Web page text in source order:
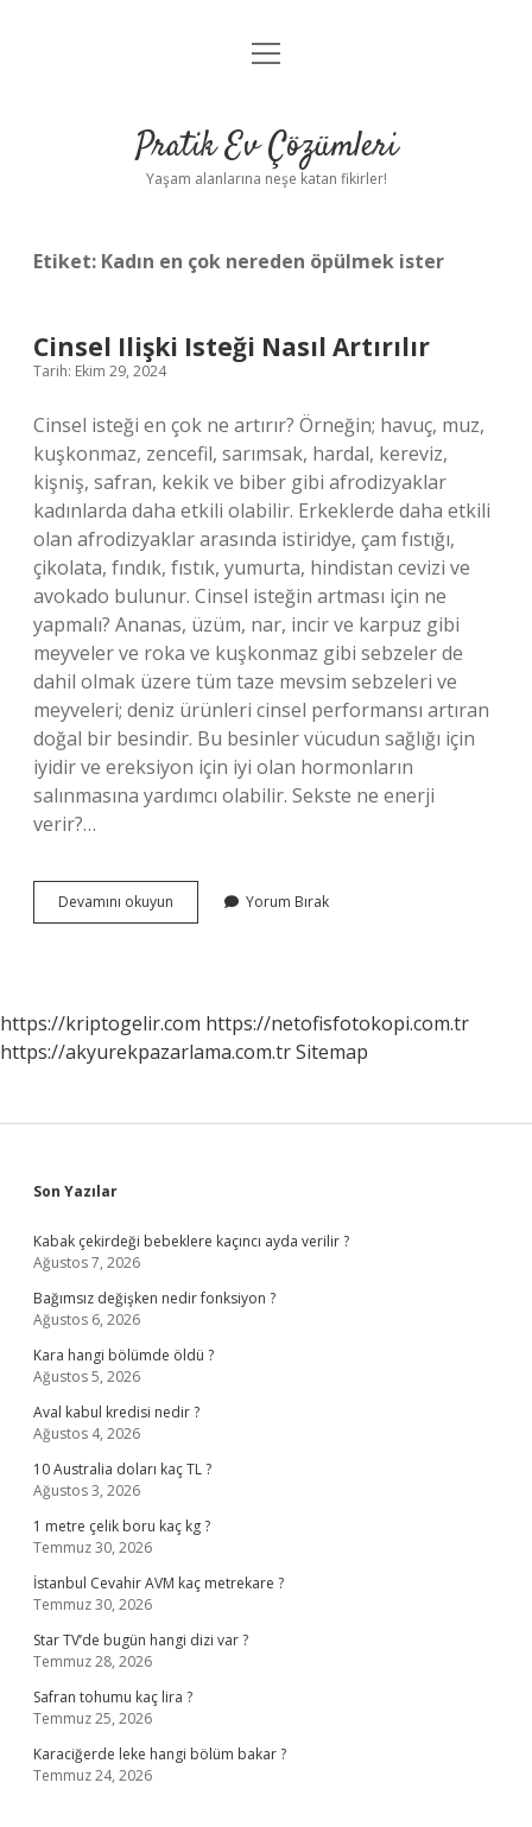
Anasayfa
Yasal Uyarı
menüyü
Pratik Ev Çözümleri
Yaşam alanlarına neşe katan fikirler!
Etiket: Kadın en çok nereden öpülmek ister
Cinsel Ilişki Isteği Nasıl Artırılır
Tarih: Ekim 29, 2024
Cinsel isteği en çok ne artırır? Örneğin; havuç, muz,
kuşkonmaz, zencefil, sarımsak, hardal, kereviz,
kişniş, safran, kekik ve biber gibi afrodizyaklar
kadınlarda daha etkili olabilir. Erkeklerde daha etkili
olan afrodizyaklar arasında istiridye, çam fıstığı,
çikolata, fındık, fıstık, yumurta, hindistan cevizi ve
avokado bulunur. Cinsel isteğin artması için ne
yapmalı? Ananas, üzüm, nar, incir ve karpuz gibi
meyveler ve roka ve kuşkonmaz gibi sebzeler de
dahil olmak üzere tüm taze mevsim sebzeleri ve
meyveleri; deniz ürünleri cinsel performansı artıran
doğal bir besindir. Bu besinler vücudun sağlığı için
iyidir ve ereksiyon için iyi olan hormonların
salınmasına yardımcı olabilir. Sekste ne enerji
verir?…
Devamını okuyun
Ilişki
Yorum Bırak
https://kriptogelir.com https://netofisfotokopi.com.tr
https://akyurekpazarlama.com.trSitemap
Sidebar
Son Yazılar
Kabak çekirdeği bebeklere kaçıncı ayda verilir ?
Ağustos 7, 2026
Bağımsız değişken nedir fonksiyon ?
Ağustos 6, 2026
Kara hangi bölümde öldü ?
Ağustos 5, 2026
Aval kabul kredisi nedir ?
Ağustos 4, 2026
10 Australia doları kaç TL ?
Ağustos 3, 2026
1 metre çelik boru kaç kg ?
Temmuz 30, 2026
İstanbul Cevahir AVM kaç metrekare ?
Temmuz 30, 2026
Star TV’de bugün hangi dizi var ?
Temmuz 28, 2026
Safran tohumu kaç lira ?
Temmuz 25, 2026
Karaciğerde leke hangi bölüm bakar ?
Temmuz 24, 2026